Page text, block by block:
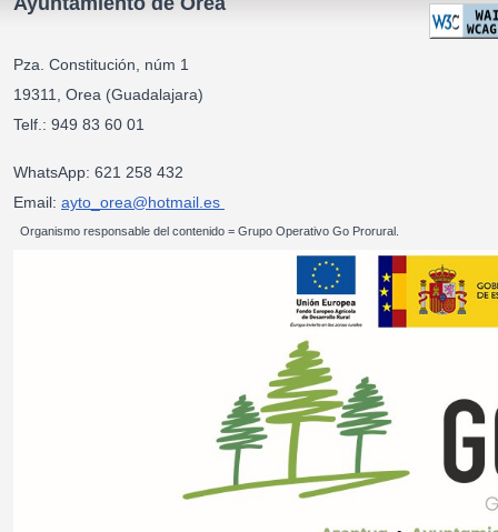
Pza. Constitución, núm 1
19311, Orea (Guadalajara)
Telf.: 949 83 60 01
WhatsApp: 621 258 432
Email: ayto_orea@hotmail.es
Organismo responsable del contenido = Grupo Operativo Go Prorural.